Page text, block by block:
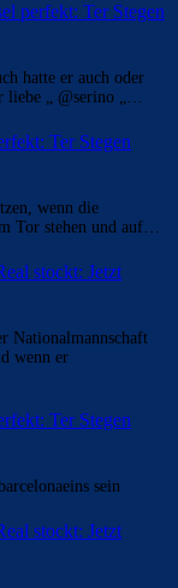
perfekt: Ter Stegen
hatte er auch oder
liebe „ @serino „…
Ter Stegen
wenn die
Tor stehen und auf…
stockt: Jetzt
Nationalmannschaft
wenn er
Ter Stegen
sein
stockt: Jetzt